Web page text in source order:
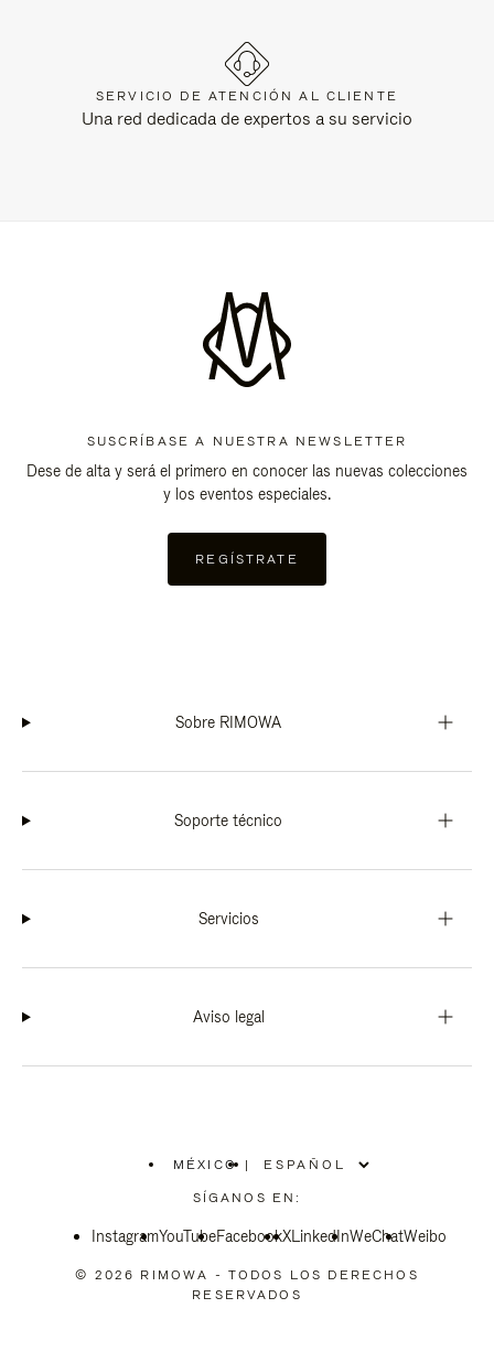
SERVICIO DE ATENCIÓN AL CLIENTE
Una red dedicada de expertos a su servicio
SUSCRÍBASE A NUESTRA NEWSLETTER
Dese de alta y será el primero en conocer las nuevas colecciones
y los eventos especiales.
REGÍSTRATE
Sobre RIMOWA
Soporte técnico
Servicios
Aviso legal
MÉXICO
ELIGE
LA
|
SÍGANOS EN:
InstagramYouTubeFacebookXLinkedInWeChatWeibo
© 2026 RIMOWA - TODOS LOS DERECHOS
RESERVADOS